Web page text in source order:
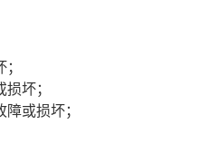
坏；
或损坏；